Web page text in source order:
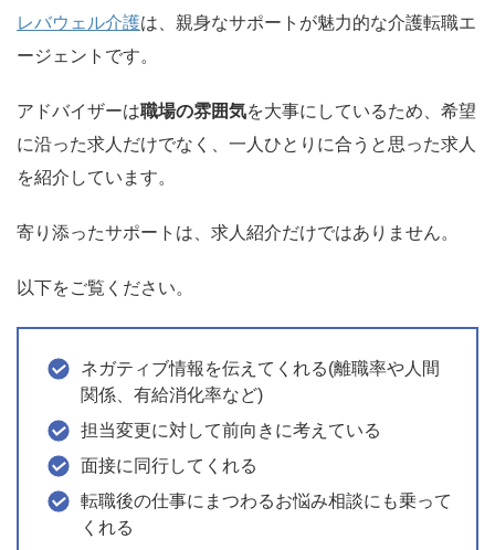
レバウェル介護は、親身なサポートが魅力的な介護転職エ
ージェントです。
アドバイザーは職場の雰囲気を大事にしているため、希望
に沿った求人だけでなく、一人ひとりに合うと思った求人
を紹介しています。
寄り添ったサポートは、求人紹介だけではありません。
以下をご覧ください。
ネガティブ情報を伝えてくれる(離職率や人間
関係、有給消化率など)
担当変更に対して前向きに考えている
面接に同行してくれる
転職後の仕事にまつわるお悩み相談にも乗って
くれる